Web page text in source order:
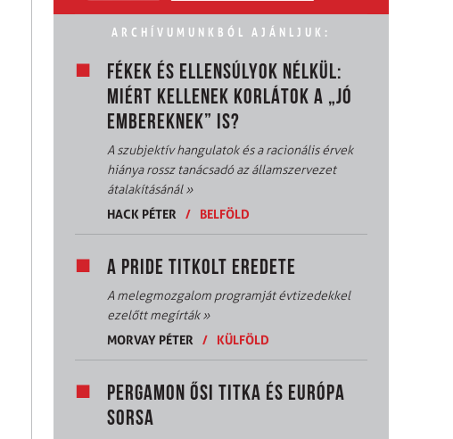
ARCHÍVUMUNKBÓL AJÁNLJUK:
FÉKEK ÉS ELLENSÚLYOK NÉLKÜL:
MIÉRT KELLENEK KORLÁTOK A „JÓ
EMBEREKNEK” IS?
A szubjektív hangulatok és a racionális érvek
hiánya rossz tanácsadó az államszervezet
átalakításánál»
HACK PÉTER
/ BELFÖLD
A PRIDE TITKOLT EREDETE
A melegmozgalom programját évtizedekkel
ezelőtt megírták»
MORVAY PÉTER
/ KÜLFÖLD
PERGAMON ŐSI TITKA ÉS EURÓPA
SORSA